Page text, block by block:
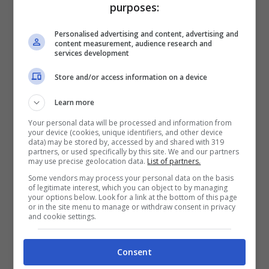
Durante lo svolgimento delle procedure di
contenimento dell’emergenza, personale di
vigilanza privata in servizio di sicurezza
presso Pontile, ha invece intercettato un
individuo sospetto in rapido allontanamento
dal luogo dell’evento, in direzione dell’uscita
dell’impianto portuale.
Insospettito, il personale di sorveglianza del
Pontile ha attirato l’attenzione delle forze di
polizia, riferendo loro l’accaduto e
consegnando il sospettato per gli
accertamenti investigativi.
purposes:
Personalised advertising and content, advertising and
content measurement, audience research and
services development
Store and/or access information on a device
Learn more
Your personal data will be processed and information from
your device (cookies, unique identifiers, and other device
data) may be stored by, accessed by and shared with 319
partners, or used specifically by this site. We and our partners
may use precise geolocation data. List of partners.
Some vendors may process your personal data on the basis
of legitimate interest, which you can object to by managing
your options below. Look for a link at the bottom of this page
or in the site menu to manage or withdraw consent in privacy
and cookie settings.
Consent